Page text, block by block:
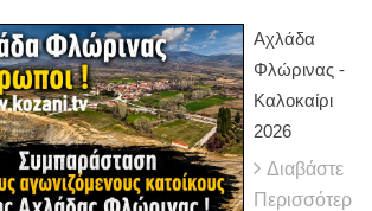
Αχλάδα
Φλώρινας -
Καλοκαίρι
2026
Διαβάστε
Περισσότερ